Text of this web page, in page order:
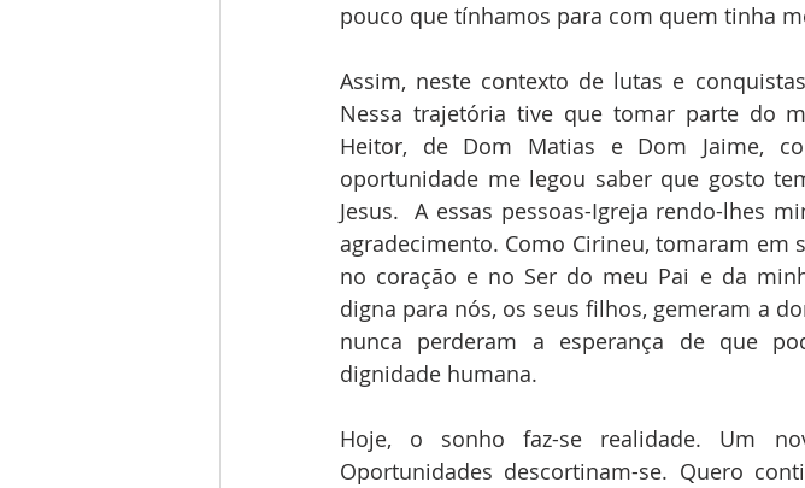
pouco que tínhamos para com quem tinha
Assim, neste contexto de lutas e
Nessa trajetória tive que tomar parte do
Heitor, de Dom Matias e Dom Jaime,
oportunidade me legou saber que gosto
Jesus.  A essas pessoas-Igreja rendo-lhes
agradecimento. Como Cirineu, tomaram
no coração e no Ser do meu Pai e da
digna para nós, os seus filhos, gemeram a
nunca perderam a esperança de que
dignidade humana.
Hoje, o sonho faz-se realidade. Um
Oportunidades descortinam-se. Quero